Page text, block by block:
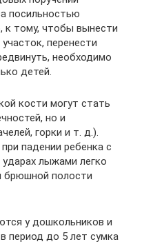
посильностью
к тому, чтобы вынести
перенести
необходимо
детей.
кости могут стать
но и
горки и т. д.).
падении ребенка с
ударах лыжами легко
брюшной полости
у дошкольников и
период до 5 лет сумка